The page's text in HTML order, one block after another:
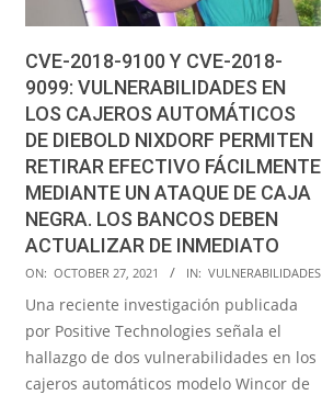
CVE-2018-9100 Y CVE-2018-
9099: VULNERABILIDADES EN
LOS CAJEROS AUTOMÁTICOS
DE DIEBOLD NIXDORF PERMITEN
RETIRAR EFECTIVO FÁCILMENTE
MEDIANTE UN ATAQUE DE CAJA
NEGRA. LOS BANCOS DEBEN
ACTUALIZAR DE INMEDIATO
2021-
10-
ON: OCTOBER 27, 2021 IN: VULNERABILIDADES
Una reciente investigación publicada
por Positive Technologies señala el
hallazgo de dos vulnerabilidades en los
cajeros automáticos modelo Wincor de